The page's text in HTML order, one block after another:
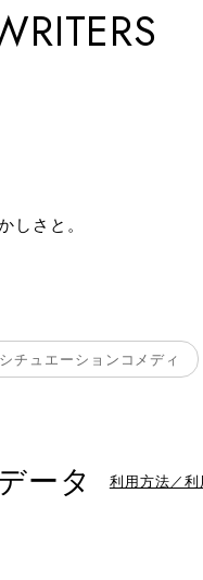
しさと。
シチュエーションコメディ
ータ 利用方法／